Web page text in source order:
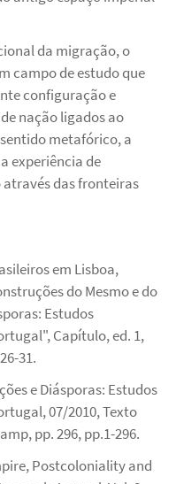
da migração, o
campo de estudo que
configuração e
nação ligados ao
metafórico, a
experiência de
das fronteiras
em Lisboa,
do Mesmo e do
Estudos
Capítulo, ed. 1,
31.
e Diásporas: Estudos
07/2010, Texto
pp. 296, pp.1-296.
Postcoloniality and